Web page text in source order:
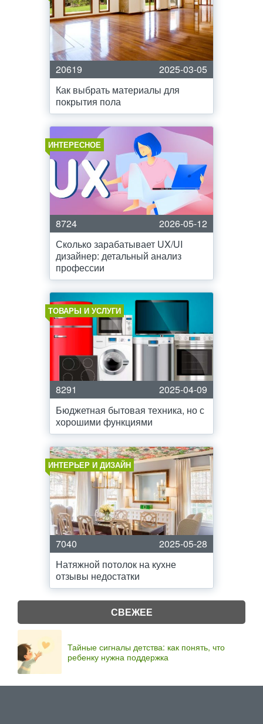
20619
2025-03-05
Как выбрать материалы для
покрытия пола
ИНТЕРЕСНОЕ
8724
2026-05-12
Сколько зарабатывает UX/UI
дизайнер: детальный анализ
профессии
ТОВАРЫ И УСЛУГИ
8291
2025-04-09
Бюджетная бытовая техника, но с
хорошими функциями
ИНТЕРЬЕР И ДИЗАЙН
7040
2025-05-28
Натяжной потолок на кухне
отзывы недостатки
СВЕЖЕЕ
Тайные сигналы детства: как понять, что
ребенку нужна поддержка